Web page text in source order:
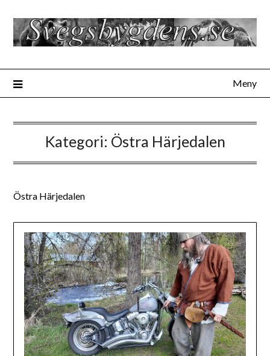
innehåll
Meny
Kategori: Östra Härjedalen
Östra Härjedalen